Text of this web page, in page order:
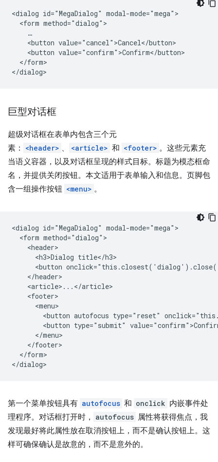
<dialog id="MegaDialog" modal-mode="mega">
  <form method="dialog">
    …
    <button value="cancel">Cancel</button>
    <button value="confirm">Confirm</button>
  </form>
巨型对话框
超级对话框在表单内包含三个元
素：
<header> 、 <article> 和 <footer> 。这些元素充
当语义容器，以及对话框呈现的样式目标。标题为模态框命
名，并提供关闭按钮。本文适用于表单输入和信息。页脚包
含一组操作按钮 <menu> 。
<dialog id="MegaDialog" modal-mode="mega">
  <form method="dialog">
    <header>
      <h3>Dialog title</h3>
<button
    </header>
    <article>...</article>
    <footer>
      <menu>
<button autofocus type="reset"
<button type="submit"
      </menu>
    </footer>
  </form>
第一个菜单按钮具有 autofocus 和 onclick 内嵌事件处
理程序。对话框打开时，
autofocus 属性将获得焦点，我
发现最好将此属性放在取消按钮上，而不是确认按钮上。这
样可确保确认是故意的，而不是意外的。